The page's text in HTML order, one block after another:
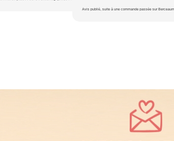
Avis publié, suite à une commande passée sur